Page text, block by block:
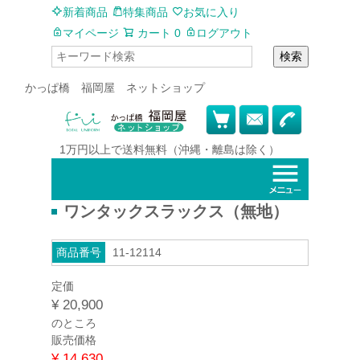
新着商品 特集商品
お気に入り
マイページ
カート 0
ログアウト
検索
かっぱ橋 福岡屋 ネットショップ
1万円以上で送料無料 （沖縄・離島は除く）
ワンタックスラックス（無地）
商品番号 11-12114
定価
¥ 20,900
のところ
販売価格